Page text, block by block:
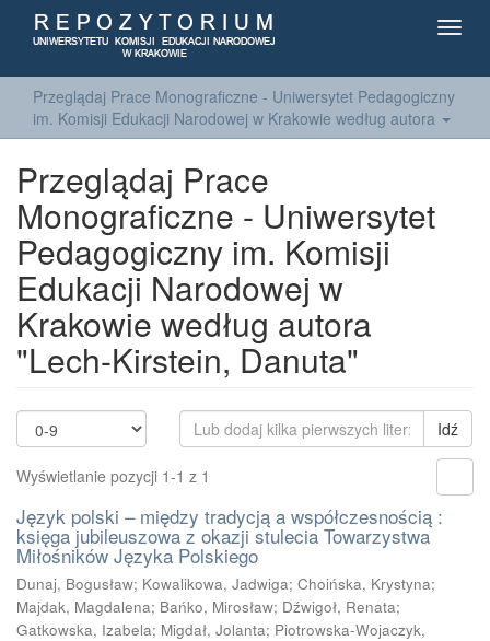
Przeglądaj Prace Monograficzne - Uniwersytet Pedagogiczny
im. Komisji Edukacji Narodowej w Krakowie według autora
Przeglądaj Prace
Monograficzne - Uniwersytet
Pedagogiczny im. Komisji
Edukacji Narodowej w
Krakowie według autora
"Lech-Kirstein, Danuta"
Idź
Wyświetlanie pozycji 1-1 z 1
Język polski – między tradycją a współczesnością :
księga jubileuszowa z okazji stulecia Towarzystwa
Miłośników Języka Polskiego
Dunaj, Bogusław; Kowalikowa, Jadwiga; Choińska, Krystyna;
Majdak, Magdalena; Bańko, Mirosław; Dźwigoł, Renata;
Gatkowska, Izabela; Migdał, Jolanta; Piotrowska-Wojaczyk,